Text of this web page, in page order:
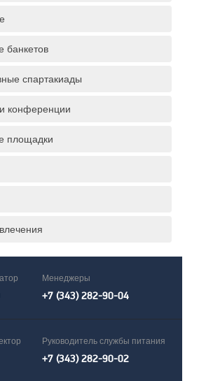
банкетов
спартакиады
конференции
площадки
Менеджеры
+7 (343) 282-90-04
Руководитель службы питания
+7 (343) 282-90-02